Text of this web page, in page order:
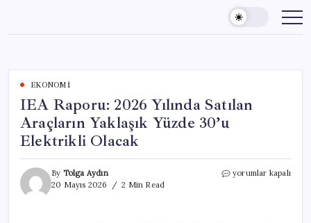
content
EKONOMI
IEA Raporu: 2026 Yılında Satılan
Araçların Yaklaşık Yüzde 30’u
Elektrikli Olacak
By Tolga Aydın
20 Mayıs 2026
2 Min Read
IEA
yorumlar kapalı